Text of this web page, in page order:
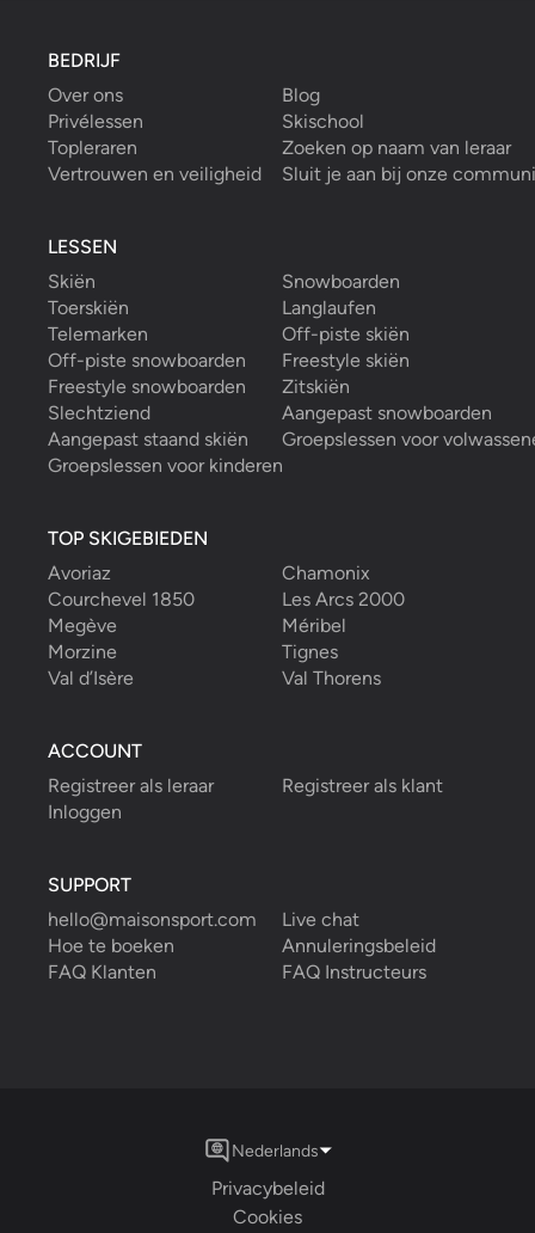
BEDRIJF
Over ons
Blog
Privélessen
Skischool
Topleraren
Zoeken op naam van leraar
Vertrouwen en veiligheid
Sluit je aan bij onze
LESSEN
Skiën
Snowboarden
Toerskiën
Langlaufen
Telemarken
Off-piste skiën
Off-piste snowboarden
Freestyle skiën
Freestyle snowboarden
Zitskiën
Slechtziend
Aangepast snowboarden
Aangepast staand skiën
Groepslessen voor
Groepslessen voor kinderen
TOP SKIGEBIEDEN
Avoriaz
Chamonix
Courchevel 1850
Les Arcs 2000
Megève
Méribel
Morzine
Tignes
Val d’Isère
Val Thorens
ACCOUNT
Registreer als leraar
Registreer als klant
Inloggen
SUPPORT
hello@maisonsport.com
Live chat
Hoe te boeken
Annuleringsbeleid
FAQ Klanten
FAQ Instructeurs
Cookies
Privacybeleid
Nederlands